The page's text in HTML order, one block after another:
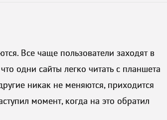
Все чаще пользователи заходят в
одни сайты легко читать с планшета
никак не меняются, приходится
момент, когда на это обратил